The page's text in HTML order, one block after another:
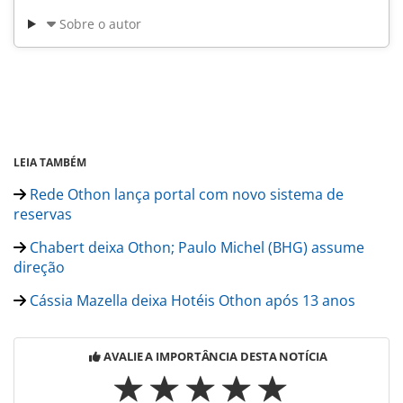
Sobre o autor
LEIA TAMBÉM
Rede Othon lança portal com novo sistema de
reservas
Chabert deixa Othon; Paulo Michel (BHG) assume
direção
Cássia Mazella deixa Hotéis Othon após 13 anos
AVALIE A IMPORTÂNCIA DESTA NOTÍCIA